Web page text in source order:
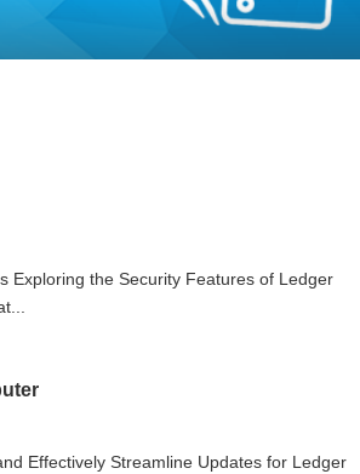
Exploring the Security Features of Ledger
Effectively Streamline Updates for Ledger